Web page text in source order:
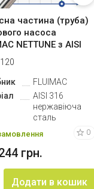
частина (труба)
насоса
NETTUNE з AISI
AISI...
FLUIMAC
AISI 316
нержавіюча
сталь
0
грн.
Додати в кошик